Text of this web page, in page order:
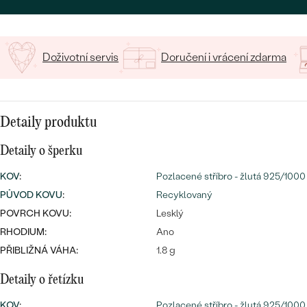
Nejprodávanější
DRAHOKAM
DLE MATERIÁLU
PLATINA
STŘÍBRO
S LAB-GROWN DIAMANTY
SYMBOLICKÉ
MINIMALISTICKÉ
Nejprodávanější
LUXUSNÍ
LUXUSNÍ
Doživotní servis Doručení i vrácení zdarma
Detaily produktu
Detaily o šperku
KOV:
Pozlacené stříbro - žlutá 925/1000
PŮVOD KOVU:
Recyklovaný
POVRCH KOVU:
Lesklý
RHODIUM:
Ano
PŘIBLIŽNÁ VÁHA:
1.8 g
Detaily o řetízku